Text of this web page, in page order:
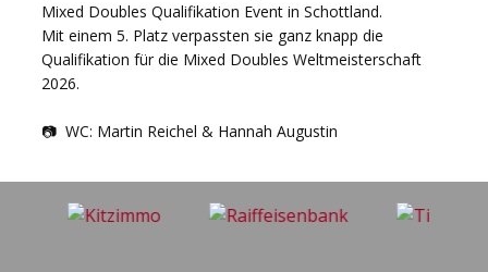
Mixed Doubles Qualifikation Event in Schottland.
Mit einem 5. Platz verpassten sie ganz knapp die
Qualifikation für die Mixed Doubles Weltmeisterschaft
2026.
📷 WC: Martin Reichel & Hannah Augustin